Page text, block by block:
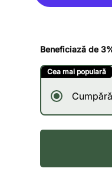
Beneficiază de
Cea mai populară